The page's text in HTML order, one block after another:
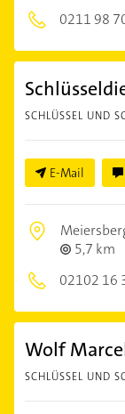
0211 98
SCHLÜSSEL UND
E-Mail
5,7 km
02102 16
Wolf
SCHLÜSSEL UND